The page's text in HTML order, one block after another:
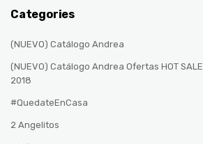
Categories
(NUEVO) Catálogo Andrea
(NUEVO) Catálogo Andrea Ofertas HOT SALE
2018
#QuedateEnCasa
2 Angelitos